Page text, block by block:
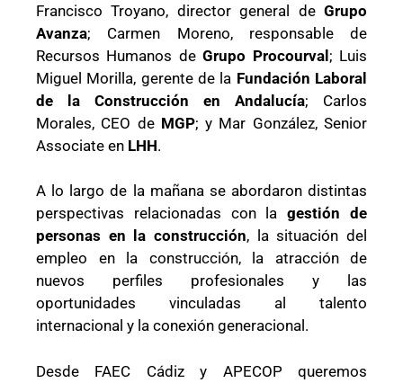
Francisco Troyano, director general de Grupo
Avanza; Carmen Moreno, responsable de
Recursos Humanos deGrupo Procourval; Luis
Miguel Morilla, gerente de la Fundación Laboral
de la Construcción en Andalucía; Carlos
Morales, CEO de MGP; y Mar González, Senior
Associate en LHH.
A lo largo de la mañana se abordaron distintas
perspectivas relacionadas con lagestión de
personas en la construcción, la situación del
empleo en la construcción, la atracción de
nuevos perfiles profesionales y las
oportunidades vinculadas al talento
internacional y la conexión generacional.
Desde FAEC Cádiz y APECOP queremos